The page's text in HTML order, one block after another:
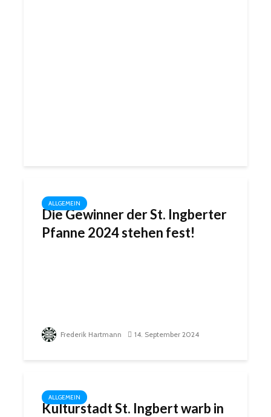
ALLGEMEIN
Die Gewinner der St. Ingberter
Pfanne 2024 stehen fest!
Frederik Hartmann 14. September 2024
ALLGEMEIN
Kulturstadt St. Ingbert warb in